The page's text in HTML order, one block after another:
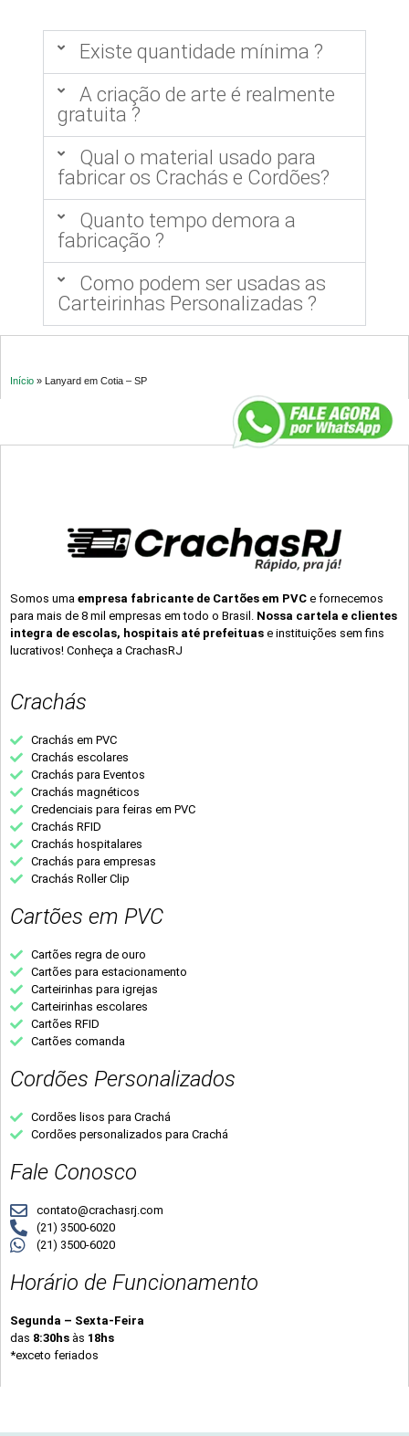
Existe quantidade mínima ?
A criação de arte é realmente
gratuita ?
Qual o material usado para
fabricar os Crachás e Cordões?
Quanto tempo demora a
fabricação ?
Como podem ser usadas as
Carteirinhas Personalizadas ?
Início » Lanyard em Cotia – SP
Somos uma empresa fabricante de Cartões em PVC e fornecemos
para mais de 8 mil empresas em todo o Brasil. Nossa cartela e clientes
integra de escolas, hospitais até prefeituas e instituições sem fins
lucrativos! Conheça a CrachasRJ
Crachás
Crachás em PVC
Crachás escolares
Crachás para Eventos
Crachás magnéticos
Credenciais para feiras em PVC
Crachás RFID
Crachás hospitalares
Crachás para empresas
Crachás Roller Clip
Cartões em PVC
Cartões regra de ouro
Cartões para estacionamento
Carteirinhas para igrejas
Carteirinhas escolares
Cartões RFID
Cartões comanda
Cordões Personalizados
Cordões lisos para Crachá
Cordões personalizados para Crachá
Fale Conosco
contato@crachasrj.com
(21) 3500-6020
(21) 3500-6020
Horário de Funcionamento
Segunda – Sexta-Feira
das 8:30hs às 18hs
*exceto feriados